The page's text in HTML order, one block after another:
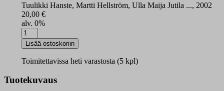
Tuulikki Hanste, Martti Hellström, Ulla Maija Jutila ..., 2002
20,00 €
alv. 0%
Áigemátkki
máilmmi
historjái
oppikirja
Lisää ostoskoriin
Toimitettavissa heti varastosta (5 kpl)
Tuotekuvaus